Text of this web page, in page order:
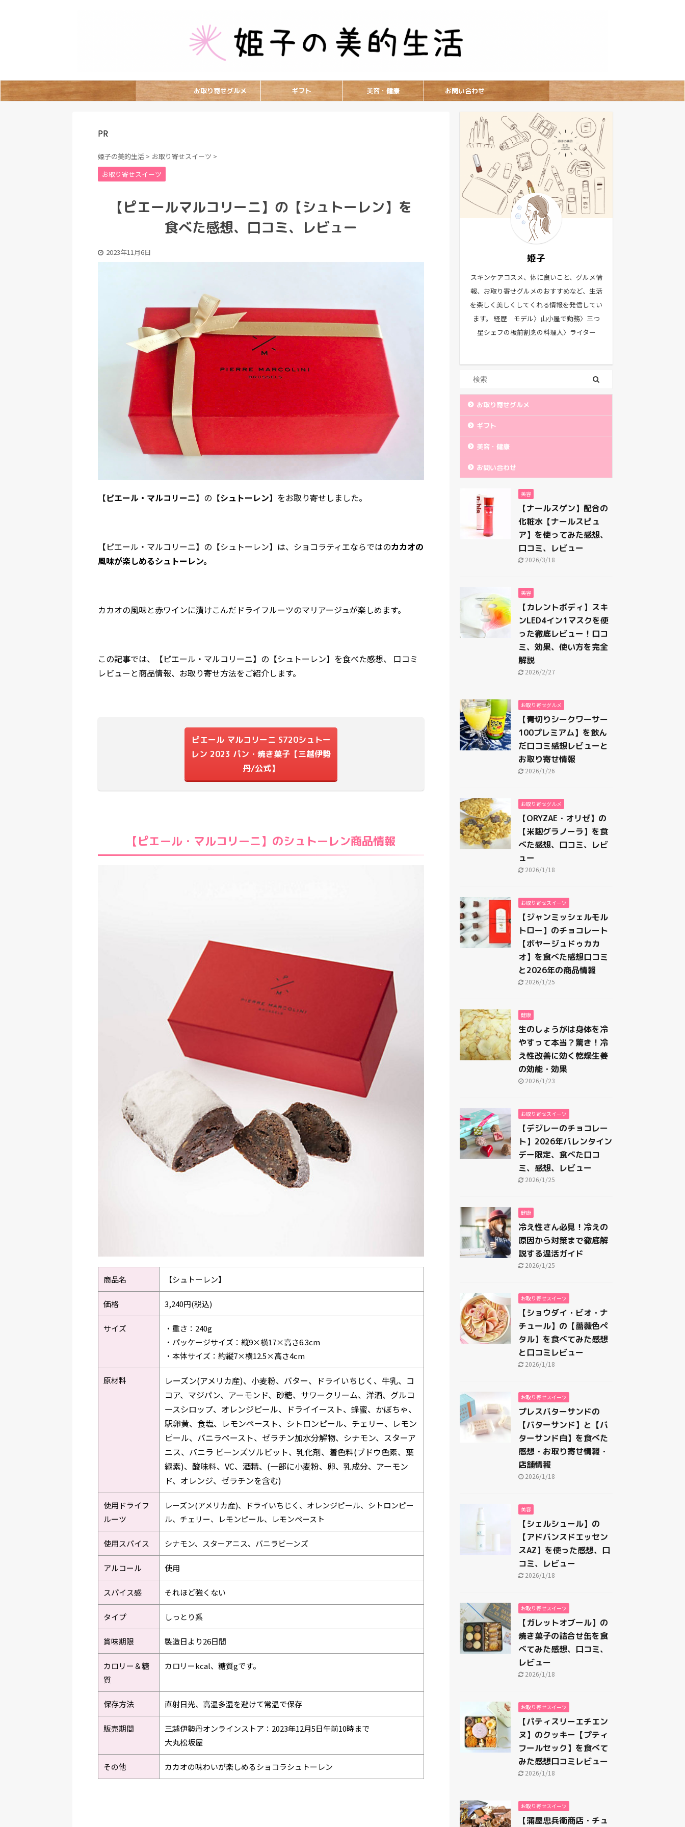
お取り寄せグルメ ギフト 美容・健康 お問い合わせ
PR
姫子の美的生活 > お取り寄せスイーツ >
お取り寄せスイーツ
【ピエールマルコリーニ】の【シュトーレン】を
食べた感想、口コミ、レビュー
2023年11月6日
【ピエール・マルコリーニ】の【シュトーレン】をお取り寄せしました。
【ピエール・マルコリーニ】の【シュトーレン】は、ショコラティエならではのカカオの
風味が楽しめるシュトーレン。
カカオの風味と赤ワインに漬けこんだドライフルーツのマリアージュが楽しめます。
この記事では、【ピエール・マルコリーニ】の【シュトーレン】を食べた感想、 口コミ
レビューと商品情報、お取り寄せ方法をご紹介します。
ピエール マルコリーニ S720シュトー
レン 2023 パン・焼き菓子【三越伊勢
丹/公式】
【ピエール・マルコリーニ】のシュトーレン商品情報
商品名 【シュトーレン】
価格 3,240円(税込)
サイズ
・重さ：240g
・パッケージサイズ：縦9×横17×高さ6.3cm
・本体サイズ：約縦7×横12.5×高さ4cm
原材料
レーズン(アメリカ産)、小麦粉、バター、ドライいちじく、牛乳、コ
コア、マジパン、アーモンド、砂糖、サワークリーム、洋酒、グルコ
ースシロップ、オレンジピール、ドライイースト、蜂蜜、かぼちゃ、
駅卵黄、食塩、レモンペースト、シトロンピール、チェリー、レモン
ピール、バニラペースト、ゼラチン加水分解物、シナモン、スターア
ニス、バニラ ビーンズソルビット、乳化剤、着色料(ブドウ色素、葉
緑素)、酸味料、VC、酒精、(一部に小麦粉、卵、乳成分、アーモン
ド、オレンジ、ゼラチンを含む)
使用ドライフ
ルーツ
レーズン(アメリカ産)、ドライいちじく、オレンジピール、シトロンピー
ル、チェリー、レモンピール、レモンペースト
使用スパイス シナモン、スターアニス、バニラビーンズ
アルコール 使用
スパイス感 それほど強くない
タイプ しっとり系
賞味期限 製造日より26日間
カロリー＆糖
質
カロリーkcal、糖質gです。
保存方法 直射日光、高温多湿を避けて常温で保存
販売期間
三越伊勢丹オンラインストア：2023年12月5日午前10時まで
大丸松坂屋
その他 カカオの味わいが楽しめるショコラシュトーレン
姫子
スキンケアコスメ、体に良いこと、グルメ情
報、お取り寄せグルメのおすすめなど、生活
を楽しく美しくしてくれる情報を発信してい
ます。 経歴 モデル〉山小屋で勤務〉三つ
星シェフの板前割烹の料理人〉ライター
お取り寄せグルメ
ギフト
美容・健康
お問い合わせ
美容
【ナールスゲン】配合の
化粧水【ナールスピュ
ア】を使ってみた感想、
口コミ、レビュー
2026/3/18
美容
【カレントボディ】スキ
ンLED4イン1マスクを使
った徹底レビュー！口コ
ミ、効果、使い方を完全
解説
2026/2/27
お取り寄せグルメ
【青切りシークワーサー
100プレミアム】を飲ん
だ口コミ感想レビューと
お取り寄せ情報
2026/1/26
お取り寄せグルメ
【ORYZAE・オリゼ】の
【米麹グラノーラ】を食
べた感想、口コミ、レビ
ュー
2026/1/18
お取り寄せスイーツ
【ジャンミッシェルモル
トロー】のチョコレート
【ボヤージュドゥカカ
オ】を食べた感想口コミ
と2026年の商品情報
2026/1/25
健康
生のしょうがは身体を冷
やすって本当？驚き！冷
え性改善に効く乾燥生姜
の効能・効果
2026/1/23
お取り寄せスイーツ
【デジレーのチョコレー
ト】2026年バレンタイン
デー限定、食べた口コ
ミ、感想、レビュー
2026/1/25
健康
冷え性さん必見！冷えの
原因から対策まで徹底解
説する温活ガイド
2026/1/25
お取り寄せスイーツ
【ショウダイ・ビオ・ナ
チュール】の【薔薇色ペ
タル】を食べてみた感想
と口コミレビュー
2026/1/18
お取り寄せスイーツ
プレスバターサンドの
【バターサンド】と【バ
ターサンド白】を食べた
感想・お取り寄せ情報・
店舗情報
2026/1/18
美容
【シェルシュール】の
【アドバンスドエッセン
スAZ】を使った感想、口
コミ、レビュー
2026/1/18
お取り寄せスイーツ
【ガレットオブール】の
焼き菓子の詰合せ缶を食
べてみた感想、口コミ、
レビュー
2026/1/18
お取り寄せスイーツ
【パティスリーエチエン
ヌ】のクッキー【プティ
フールセック】を食べて
みた感想口コミレビュー
2026/1/18
お取り寄せスイーツ
【蒲屋忠兵衛商店・チュ